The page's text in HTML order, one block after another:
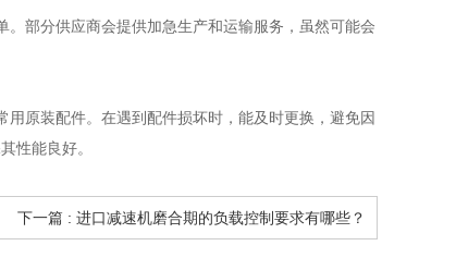
。部分供应商会提供加急生产和运输服务，虽然可能会
用原装配件。在遇到配件损坏时，能及时更换，避免因
性能良好。
下一篇 : 进口减速机磨合期的负载控制要求有哪些？